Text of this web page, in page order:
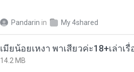
Pandarin in My 4shared
14.2 MB